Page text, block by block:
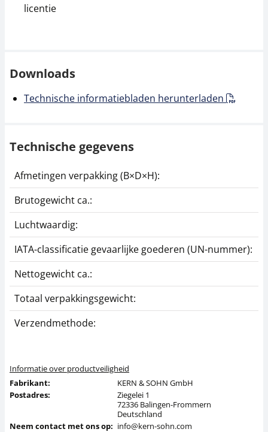
licentie
Downloads
Technische informatiebladen herunterladen
Technische gegevens
Afmetingen verpakking (B×D×H):
Brutogewicht ca.:
Luchtwaardig:
IATA-classificatie gevaarlijke goederen (UN-nummer):
Nettogewicht ca.:
Totaal verpakkingsgewicht:
Verzendmethode:
Informatie over productveiligheid
Fabrikant:
KERN & SOHN GmbH
Postadres:
Ziegelei 1
72336 Balingen-Frommern
Deutschland
Neem contact met ons op: info@kern-sohn.com